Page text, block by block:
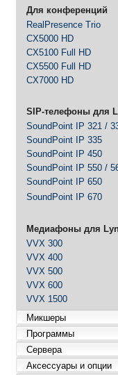
Для конференций
RealPresence Trio
CX5000 HD
CX5100 Full HD
CX5500 Full HD
CX7000 HD
SIP-телефоны для
SoundPoint IP 321 /
SoundPoint IP 335
SoundPoint IP 450
SoundPoint IP 550 /
SoundPoint IP 650
SoundPoint IP 670
Медиафоны для
VVX 300
VVX 400
VVX 500
VVX 600
VVX 1500
Микшеры
Программы
Сервера
Аксессуары и опции